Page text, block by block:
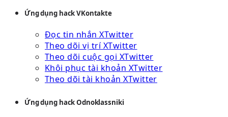
Ứng dụng hack VKontakte
Đọc tin nhắn XTwitter
Theo dõi vị trí XTwitter
Theo dõi cuộc gọi XTwitter
Khôi phục tài khoản XTwitter
Theo dõi tài khoản XTwitter
Ứng dụng hack Odnoklassniki